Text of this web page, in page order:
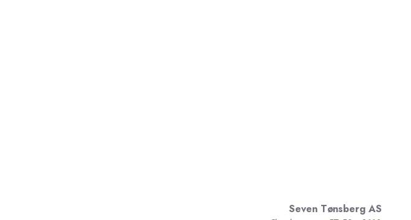
Seven Tønsberg AS